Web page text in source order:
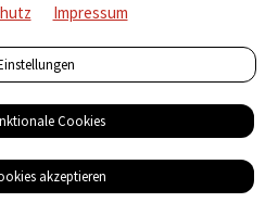
Impressum
Cookies
akzeptieren